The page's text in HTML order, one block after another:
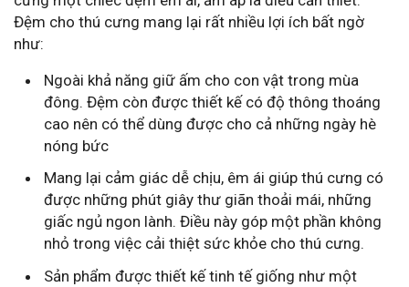
Đệm cho thú cưng mang lại rất nhiều lợi ích bất ngờ
như:
Ngoài khả năng giữ ấm cho con vật trong mùa
đông. Đệm còn được thiết kế có độ thông thoáng
cao nên có thể dùng được cho cả những ngày hè
nóng bức
Mang lại cảm giác dễ chịu, êm ái giúp thú cưng có
được những phút giây thư giãn thoải mái, những
giấc ngủ ngon lành. Điều này góp một phần không
nhỏ trong việc cải thiệt sức khỏe cho thú cưng.
Sản phẩm được thiết kế tinh tế giống như một